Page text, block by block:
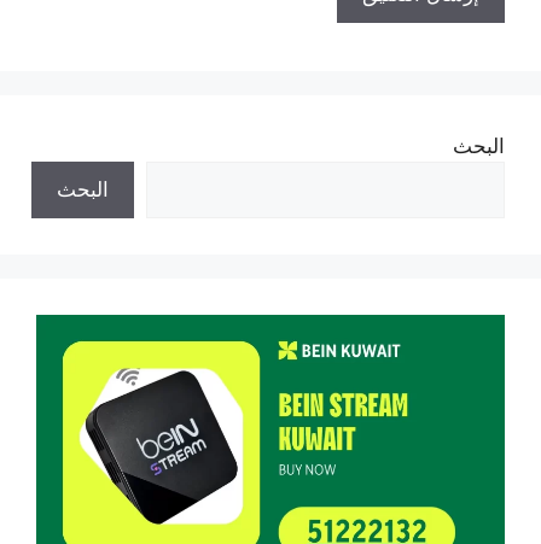
البحث
البحث